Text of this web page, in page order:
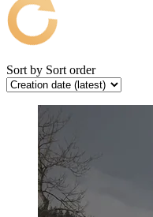
Sort by Sort order